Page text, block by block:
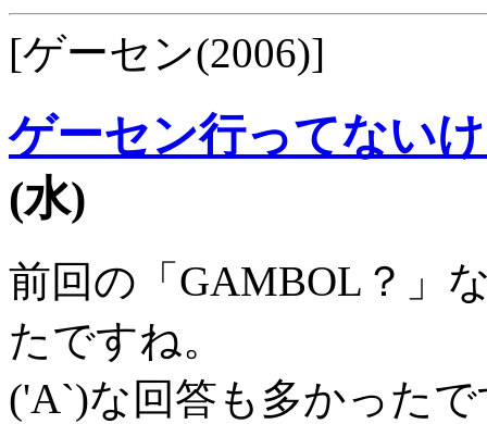
[ゲーセン(2006)]
ゲーセン行ってない
(水)
前回の「GAMBOL？」
たですね。
('A`)な回答も多かった